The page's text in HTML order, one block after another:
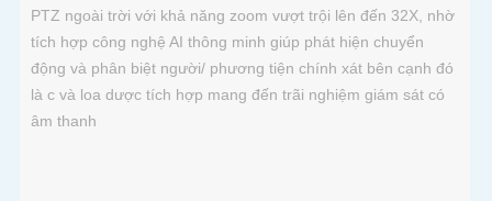
PTZ ngoài trời với khả năng zoom vượt trội lên đến 32X, nhờ
tích hợp công nghệ AI thông minh giúp phát hiện chuyển
động và phân biệt người/ phương tiện chính xát bên cạnh đó
là c và loa dược tích hợp mang đến trãi nghiệm giám sát có
âm thanh